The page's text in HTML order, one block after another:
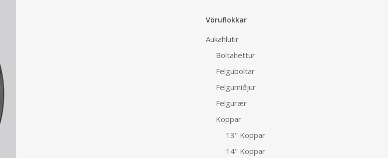
Vöruflokkar
Aukahlutir
Boltahettur
Felguboltar
Felgumiðjur
Felgurær
Koppar
13" Koppar
14" Koppar